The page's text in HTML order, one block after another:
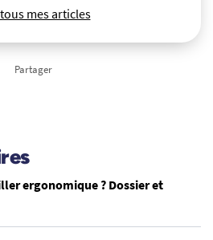
mes articles
Partager
ergonomique ? Dossier et